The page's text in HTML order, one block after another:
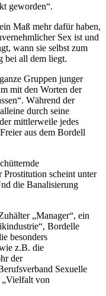
geworden“.
Maß mehr dafür haben,
Sex ist und
wann sie selbst zum
bei all dem liegt.
Gruppen junger
mit den Worten der
Während der
durch seine
mittlerweile jedes
aus dem Bordell
scheint unter
die Banalisierung
„Manager“, ein
Bordelle
besonders
z.B. die
der
Sexuelle
„Vielfalt von